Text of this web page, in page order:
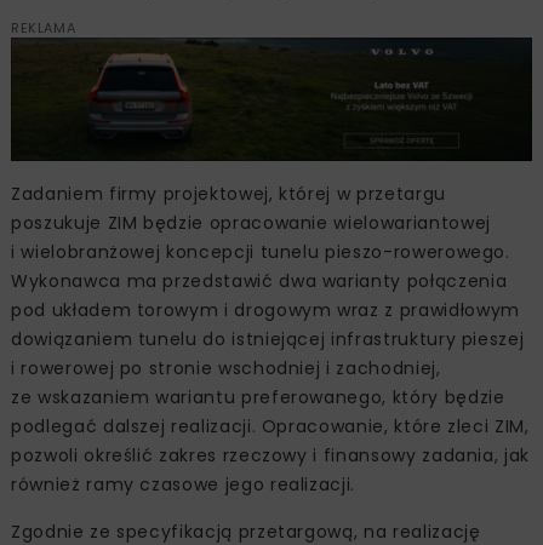
REKLAMA
Zadaniem firmy projektowej, której w przetargu
poszukuje ZIM będzie opracowanie wielowariantowej
i wielobranżowej koncepcji tunelu pieszo-rowerowego.
Wykonawca ma przedstawić dwa warianty połączenia
pod układem torowym i drogowym wraz z prawidłowym
dowiązaniem tunelu do istniejącej infrastruktury pieszej
i rowerowej po stronie wschodniej i zachodniej,
ze wskazaniem wariantu preferowanego, który będzie
podlegać dalszej realizacji. Opracowanie, które zleci ZIM,
pozwoli określić zakres rzeczowy i finansowy zadania, jak
również ramy czasowe jego realizacji.
Zgodnie ze specyfikacją przetargową, na realizację